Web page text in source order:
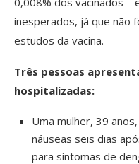
inesperados, já que não
estudos da vacina.
Três pessoas
hospitalizadas:
Uma mulher, 39
náuseas seis dias
para sintomas de